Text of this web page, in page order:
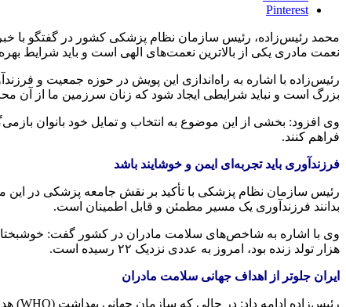
Pinterest
محمد رئیس‌زاده، رئیس سازمان نظام پزشکی کشور در گفتگو با
نعمت مادری یکی از بالاترین نعمت‌های الهی است و باید شرایط
رئیس‌زاده با اشاره به راه‌اندازی این پویش در حوزه جمعیت و
بزرگ است و نباید شرایطی ایجاد شود که زنان سرزمین ما از آن
وی افزود: بخشی از این موضوع به انتخاب و تمایل خود بانوان
فراهم کنند.
فرزندآوری باید تجربه‌ای ایمن و خوشایند باشد
رئیس سازمان نظام پزشکی با تأکید بر نقش جامعه پزشکی در این
بدانند فرزندآوری یک مسیر مطمئن و قابل اطمینان است.
وی با اشاره به شاخص‌های سلامت مادران در کشور گفت:
هزار تولد زنده بود، امروز به عددی نزدیک ۲۲ رسیده است.
ایران جلوتر از اهداف جهانی سلامت مادران